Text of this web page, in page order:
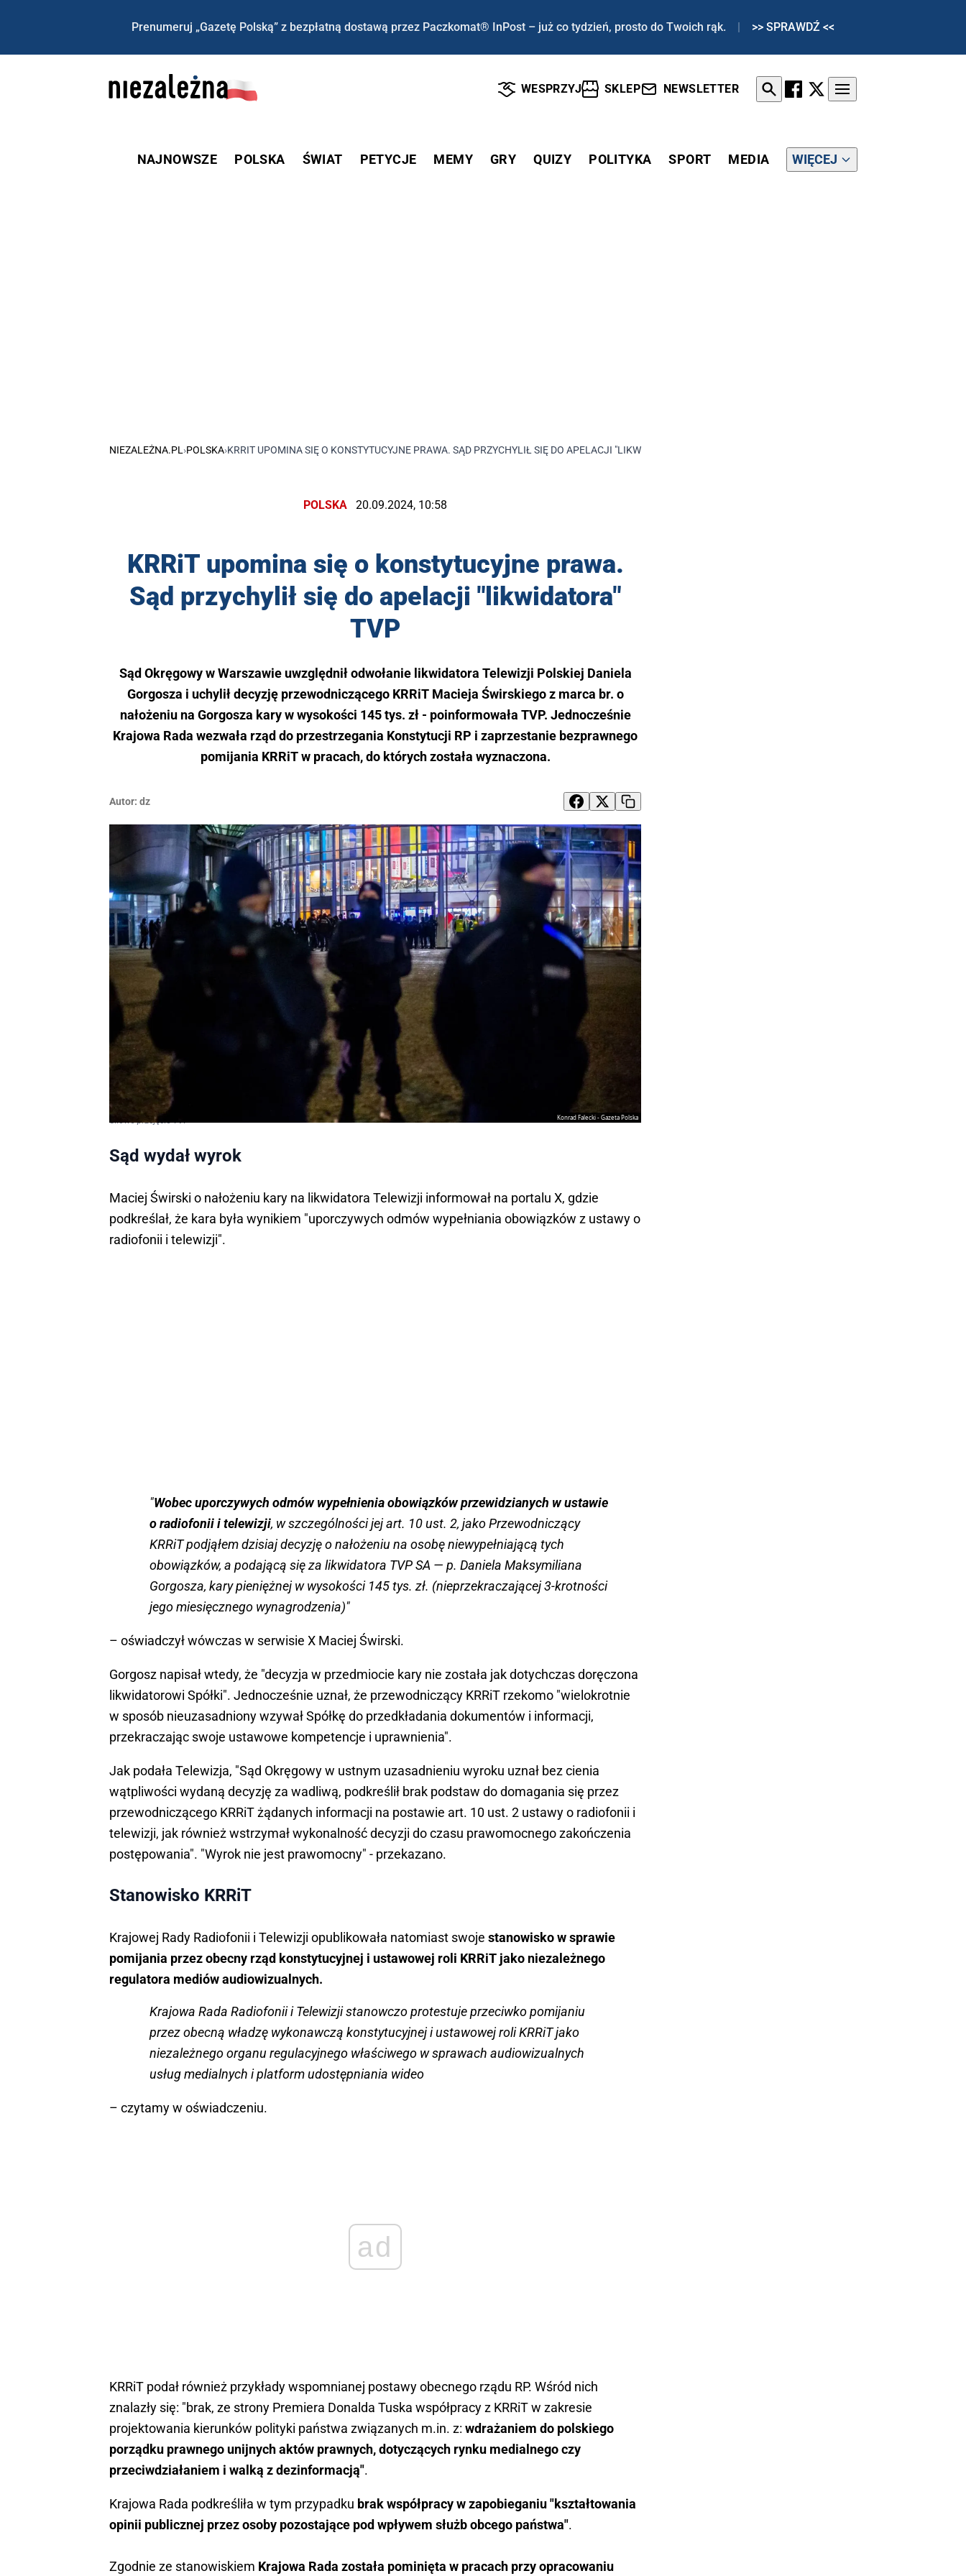
Prenumeruj „Gazetę Polską” z bezpłatną dostawą przez Paczkomat® InPost – już co tydzień, prosto do Twoich rąk. | >> SPRAWDŹ <<
WESPRZYJ SKLEP NEWSLETTER
NAJNOWSZE POLSKA ŚWIAT PETYCJE MEMY GRY QUIZY POLITYKA SPORT MEDIA WIĘCEJ
NIEZALEŻNA.PL ›POLSKA›KRRIT UPOMINA SIĘ O KONSTYTUCYJNE PRAWA. SĄD PRZYCHYLIŁ SIĘ DO APELACJI "LIKWIDATORA" TVP
POLSKA 20.09.2024, 10:58
KRRiT upomina się o konstytucyjne prawa.
Sąd przychylił się do apelacji "likwidatora"
TVP
Sąd Okręgowy w Warszawie uwzględnił odwołanie likwidatora Telewizji Polskiej Daniela
Gorgosza i uchylił decyzję przewodniczącego KRRiT Macieja Świrskiego z marca br. o
nałożeniu na Gorgosza kary w wysokości 145 tys. zł - poinformowała TVP. Jednocześnie
Krajowa Rada wezwała rząd do przestrzegania Konstytucji RP i zaprzestanie bezprawnego
pomijania KRRiT w pracach, do których została wyznaczona.
Autor: dz
Konrad Falecki - Gazeta Polska
Siłowe przejęcie TVP
Sąd wydał wyrok
Maciej Świrski o nałożeniu kary na likwidatora Telewizji informował na portalu X, gdzie
podkreślał, że kara była wynikiem "uporczywych odmów wypełniania obowiązków z ustawy o
radiofonii i telewizji".
"Wobec uporczywych odmów wypełnienia obowiązków przewidzianych w ustawie
o radiofonii i telewizji, w szczególności jej art. 10 ust. 2, jako Przewodniczący
KRRiT podjąłem dzisiaj decyzję o nałożeniu na osobę niewypełniającą tych
obowiązków, a podającą się za likwidatora TVP SA — p. Daniela Maksymiliana
Gorgosza, kary pieniężnej w wysokości 145 tys. zł. (nieprzekraczającej 3-krotności
jego miesięcznego wynagrodzenia)"
– oświadczył wówczas w serwisie X Maciej Świrski.
Gorgosz napisał wtedy, że "decyzja w przedmiocie kary nie została jak dotychczas doręczona
likwidatorowi Spółki". Jednocześnie uznał, że przewodniczący KRRiT rzekomo "wielokrotnie
w sposób nieuzasadniony wzywał Spółkę do przedkładania dokumentów i informacji,
przekraczając swoje ustawowe kompetencje i uprawnienia".
Jak podała Telewizja, "Sąd Okręgowy w ustnym uzasadnieniu wyroku uznał bez cienia
wątpliwości wydaną decyzję za wadliwą, podkreślił brak podstaw do domagania się przez
przewodniczącego KRRiT żądanych informacji na postawie art. 10 ust. 2 ustawy o radiofonii i
telewizji, jak również wstrzymał wykonalność decyzji do czasu prawomocnego zakończenia
postępowania". "Wyrok nie jest prawomocny" - przekazano.
Stanowisko KRRiT
Krajowej Rady Radiofonii i Telewizji opublikowała natomiast swoje stanowisko w sprawie
pomijania przez obecny rząd konstytucyjnej i ustawowej roli KRRiT jako niezależnego
regulatora mediów audiowizualnych.
Krajowa Rada Radiofonii i Telewizji stanowczo protestuje przeciwko pomijaniu
przez obecną władzę wykonawczą konstytucyjnej i ustawowej roli KRRiT jako
niezależnego organu regulacyjnego właściwego w sprawach audiowizualnych
usług medialnych i platform udostępniania wideo
– czytamy w oświadczeniu.
ad
KRRiT podał również przykłady wspomnianej postawy obecnego rządu RP. Wśród nich
znalazły się: "brak, ze strony Premiera Donalda Tuska współpracy z KRRiT w zakresie
projektowania kierunków polityki państwa związanych m.in. z: wdrażaniem do polskiego
porządku prawnego unijnych aktów prawnych, dotyczących rynku medialnego czy
przeciwdziałaniem i walką z dezinformacją".
Krajowa Rada podkreśliła w tym przypadku brak współpracy w zapobieganiu "kształtowania
opinii publicznej przez osoby pozostające pod wpływem służb obcego państwa".
Zgodnie ze stanowiskiem Krajowa Rada została pominięta w pracach przy opracowaniu